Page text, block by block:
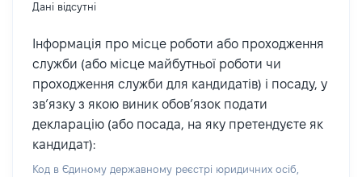
Дані відсутні
Інформація про місце роботи або проходження
служби (або місце майбутньої роботи чи
проходження служби для кандидатів) і посаду, у
зв’язку з якою виник обов’язок подати
декларацію (або посада, на яку претендуєте як
кандидат):
Код в Єдиному державному реєстрі юридичних осіб,